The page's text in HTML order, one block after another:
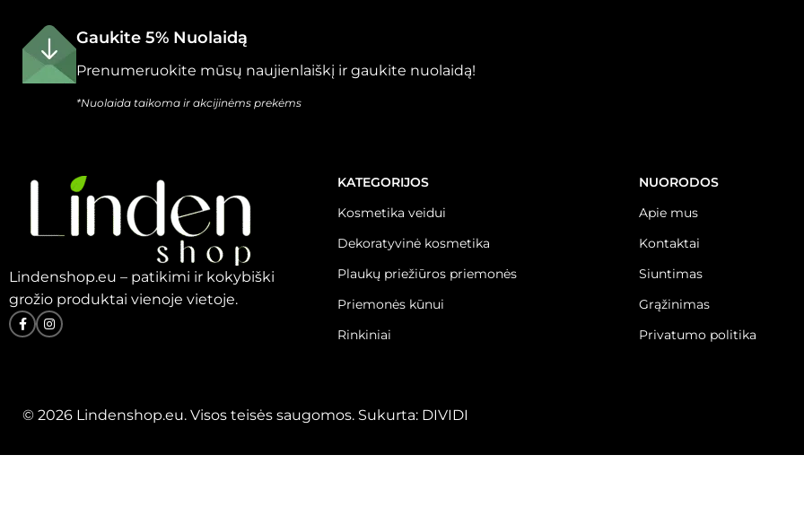
Gaukite 5% Nuolaidą
Prenumeruokite mūsų naujienlaiškį ir gaukite nuolaidą!
*Nuolaida taikoma ir akcijinėms prekėms
Lindenshop.eu – patikimi ir kokybiški
grožio produktai vienoje vietoje.
KATEGORIJOS
Kosmetika veidui
Dekoratyvinė kosmetika
Plaukų priežiūros priemonės
Priemonės kūnui
Rinkiniai
NUORODOS
Apie mus
Kontaktai
Siuntimas
Grąžinimas
Privatumo politika
© 2026 Lindenshop.eu. Visos teisės saugomos. Sukurta: DIVIDI